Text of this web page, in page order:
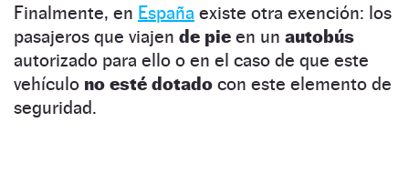
Finalmente, en España existe otra exención: los
pasajeros que viajen de pie en un autobús
autorizado para ello o en el caso de que este
vehículo no esté dotado con este elemento de
seguridad.